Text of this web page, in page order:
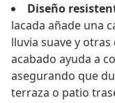
Diseño
lacada añade una
lluvia suave y
acabado ayuda a
asegurando que
terraza o patio